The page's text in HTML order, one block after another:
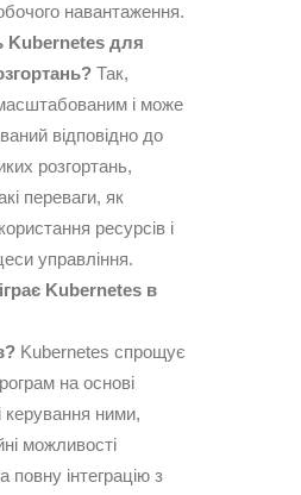
навантаження.
Kubernetes для
Так,
і може
відповідно до
розгортань,
переваги, як
ресурсів і
управління.
Kubernetes в
Kubernetes спрощує
на основі
керування ними,
можливості
повну інтеграцію з